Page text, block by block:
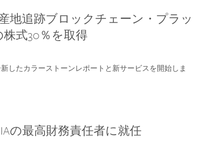
地追跡ブロックチェーン・プラッ
株式30％を取得
したカラーストーンレポートと新サービスを開始しま
の最高財務責任者に就任